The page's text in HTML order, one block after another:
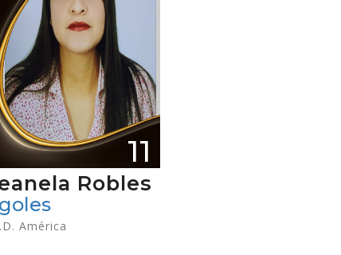
11
Robles
América